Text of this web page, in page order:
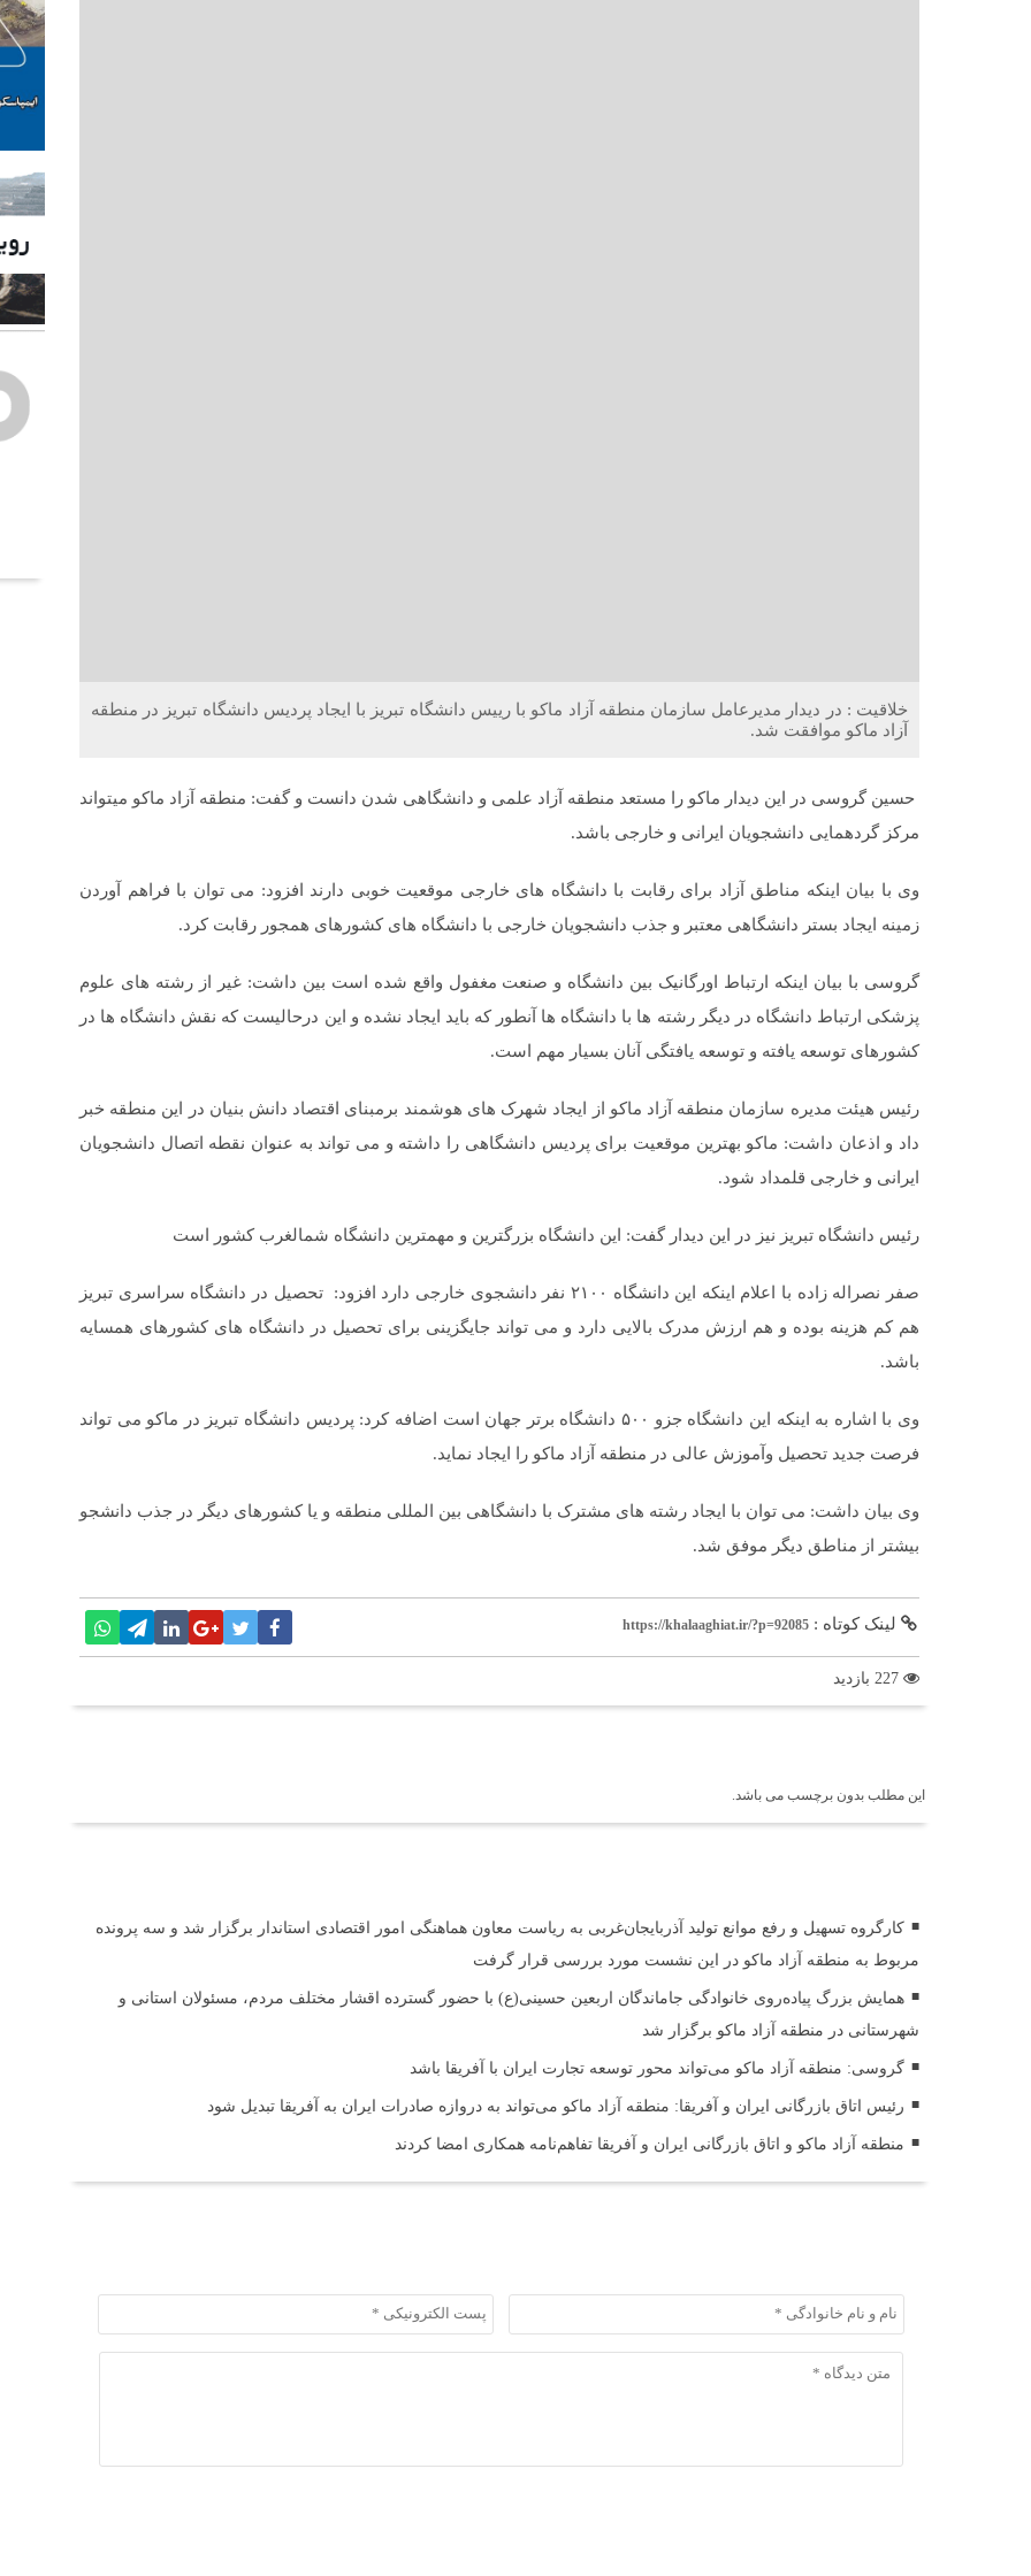
خلاقیت : در دیدار مدیرعامل سازمان منطقه آزاد ماکو با رییس دانشگاه تبریز با ایجاد پردیس دانشگاه تبریز در منطقه
آزاد ماکو موافقت شد.
حسین گروسی در این دیدار ماکو را مستعد منطقه آزاد علمی و دانشگاهی شدن دانست و گفت: منطقه آزاد ماکو میتواند
مرکز گردهمایی دانشجویان ایرانی و خارجی باشد.
وی با بیان اینکه مناطق آزاد برای رقابت با دانشگاه های خارجی موقعیت خوبی دارند افزود: می توان با فراهم آوردن
زمینه ایجاد بستر دانشگاهی معتبر و جذب دانشجویان خارجی با دانشگاه های کشورهای همجور رقابت کرد.
گروسی با بیان اینکه ارتباط اورگانیک بین دانشگاه و صنعت مغفول واقع شده است بین داشت: غیر از رشته های علوم
پزشکی ارتباط دانشگاه در دیگر رشته ها با دانشگاه ها آنطور که باید ایجاد نشده و این درحالیست که نقش دانشگاه ها در
کشورهای توسعه یافته و توسعه یافتگی آنان بسیار مهم است.
رئیس هیئت مدیره سازمان منطقه آزاد ماکو از ایجاد شهرک های هوشمند برمبنای اقتصاد دانش بنیان در این منطقه خبر
داد و اذعان داشت: ماکو بهترین موقعیت برای پردیس دانشگاهی را داشته و می تواند به عنوان نقطه اتصال دانشجویان
ایرانی و خارجی قلمداد شود.
رئیس دانشگاه تبریز نیز در این دیدار گفت: این دانشگاه بزرگترین و مهمترین دانشگاه شمالغرب کشور است
صفر نصراله زاده با اعلام اینکه این دانشگاه ۲۱۰۰ نفر دانشجوی خارجی دارد افزود: تحصیل در دانشگاه سراسری تبریز
هم کم هزینه بوده و هم ارزش مدرک بالایی دارد و می تواند جایگزینی برای تحصیل در دانشگاه های کشورهای همسایه
باشد.
وی با اشاره به اینکه این دانشگاه جزو ۵۰۰ دانشگاه برتر جهان است اضافه کرد: پردیس دانشگاه تبریز در ماکو می تواند
فرصت جدید تحصیل وآموزش عالی در منطقه آزاد ماکو را ایجاد نماید.
وی بیان داشت: می توان با ایجاد رشته های مشترک با دانشگاهی بین المللی منطقه و یا کشورهای دیگر در جذب دانشجو
بیشتر از مناطق دیگر موفق شد.
لینک کوتاه : https://khalaaghiat.ir/?p=92085
این مطلب بدون برچسب می باشد.
کارگروه تسهیل و رفع موانع تولید آذربایجان‌غربی به ریاست معاون هماهنگی امور اقتصادی استاندار برگزار شد و سه پرونده
مربوط به منطقه آزاد ماکو در این نشست مورد بررسی قرار گرفت
همایش بزرگ پیاده‌روی خانوادگی جاماندگان اربعین حسینی(ع) با حضور گسترده اقشار مختلف مردم، مسئولان استانی و
شهرستانی در منطقه آزاد ماکو برگزار شد
گروسی: منطقه آزاد ماکو می‌تواند محور توسعه تجارت ایران با آفریقا باشد
رئیس اتاق بازرگانی ایران و آفریقا: منطقه آزاد ماکو می‌تواند به دروازه صادرات ایران به آفریقا تبدیل شود
منطقه آزاد ماکو و اتاق بازرگانی ایران و آفریقا تفاهم‌نامه همکاری امضا کردند